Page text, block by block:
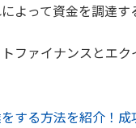
よって資金を調達す
ファイナンスとエ
する方法を紹介！